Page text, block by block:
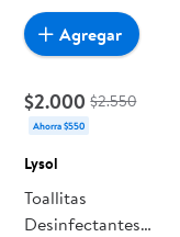
$2.000 $2.550
Ahorra $550
Lysol
Toallitas
Desinfectantes
Agregar